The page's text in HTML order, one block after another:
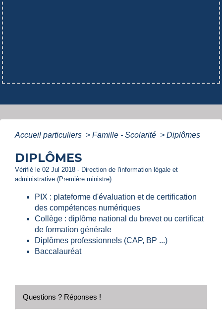
Accueil particuliers > Famille - Scolarité > Diplômes
DIPLÔMES
Vérifié le 02 Jul 2018 - Direction de l'information légale et
administrative (Première ministre)
PIX : plateforme d'évaluation et de certification
des compétences numériques
Collège : diplôme national du brevet ou certificat
de formation générale
Diplômes professionnels (CAP, BP ...)
Baccalauréat
Questions ? Réponses !